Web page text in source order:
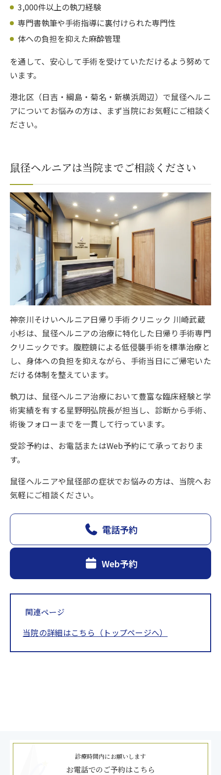
3,000件以上の執刀経験
専門書執筆や手術指導に裏付けられた専門性
体への負担を抑えた麻酔管理
を通して、安心して手術を受けていただけるよう努めて
います。
港北区（日吉・綱島・菊名・新横浜周辺）で鼠径ヘルニ
アについてお悩みの方は、まず当院にお気軽にご相談く
ださい。
鼠径ヘルニアは当院までご相談ください
神奈川そけいヘルニア日帰り手術クリニック 川崎武蔵
小杉は、鼠径ヘルニアの治療に特化した日帰り手術専門
クリニックです。腹腔鏡による低侵襲手術を標準治療と
し、身体への負担を抑えながら、手術当日にご帰宅いた
だける体制を整えています。
執刀は、鼠径ヘルニア治療において豊富な臨床経験と学
術実績を有する星野明弘院長が担当し、診断から手術、
術後フォローまでを一貫して行っています。
受診予約は、お電話またはWeb予約にて承っておりま
す。
鼠径ヘルニアや鼠径部の症状でお悩みの方は、当院へお
気軽にご相談ください。
電話予約
Web予約
関連ページ
当院の詳細はこちら（トップページへ）
診療時間内にお願いします
お電話でのご予約はこちら